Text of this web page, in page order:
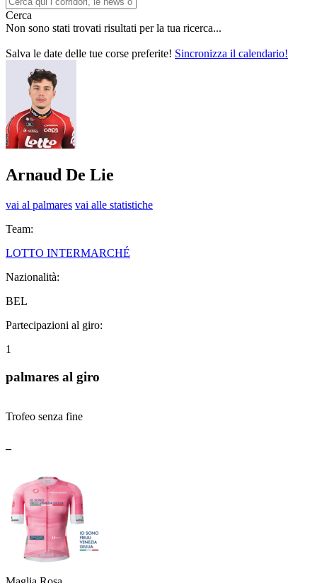
Cerca
Non sono stati trovati risultati per la tua ricerca...
Salva le date delle tue corse preferite! Sincronizza il calendario!
Arnaud De Lie
vai al palmares vai alle statistiche
Team:
LOTTO INTERMARCHÉ
Nazionalità:
BEL
Partecipazioni al giro:
1
palmares al giro
Trofeo senza fine